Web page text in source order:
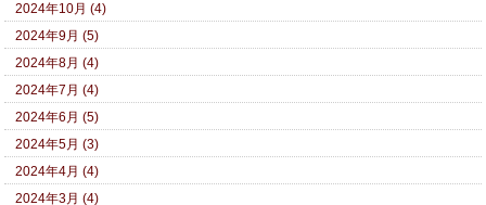
2024年10月 (4)
2024年9月 (5)
2024年8月 (4)
2024年7月 (4)
2024年6月 (5)
2024年5月 (3)
2024年4月 (4)
2024年3月 (4)